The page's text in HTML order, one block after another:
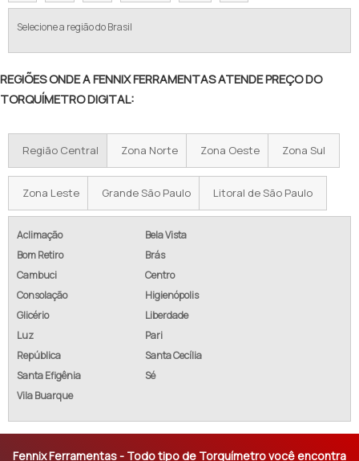
Selecione a região do Brasil
REGIÕES ONDE A FENNIX FERRAMENTAS ATENDE PREÇO DO
TORQUÍMETRO DIGITAL:
Região Central Zona Norte Zona Oeste Zona Sul
Zona Leste Grande São Paulo Litoral de São Paulo
Aclimação
Bela Vista
Bom Retiro
Brás
Cambuci
Centro
Consolação
Higienópolis
Glicério
Liberdade
Luz
Pari
República
Santa Cecília
Santa Efigênia
Sé
Vila Buarque
Fennix Ferramentas - Todo tipo de Torquímetro você encontra